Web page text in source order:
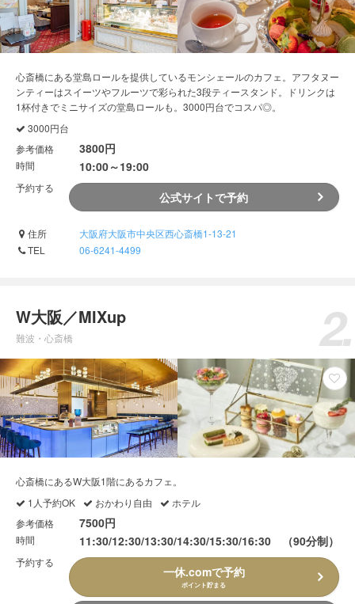
心斎橋にある堂島ロールを提供しているモンシェールのカフェ。アフタヌー
ンティーはスイーツやフルーツで彩られた3段ティースタンド。ドリンクは
1杯付きでミニサイズの堂島ロールも。3000円台でコスパ◎。
3000円台
参考価格
3800円
時間 10:00～19:00
予約する
公式サイトで予約
住所
大阪府大阪市中央区西心斎橋1-13-21
TEL
06-6241-4499
W大阪／MIXup
難波・心斎橋
心斎橋にあるW大阪1階にあるカフェ。
1人予約OK
おかわり自由
ホテル
参考価格
7500円
時間 11:30/12:30/13:30/14:30/15:30/16:30 （90分制）
予約する
一休.comで予約
ポイント貯まる